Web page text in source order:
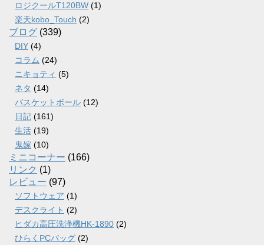
ロジクールT120BW (1)
楽天kobo_Touch (2)
ブログ (339)
DIY (4)
コラム (24)
ニキョティ (5)
ネタ (14)
バスケットボール (12)
日記 (161)
生活 (19)
鬼嫁 (10)
ミニコーナー (166)
リンク (1)
レビュー (97)
ソフトウェア (1)
デスクライト (2)
ヒダカ高圧洗浄機HK-1890 (2)
ひらくPCバッグ (2)